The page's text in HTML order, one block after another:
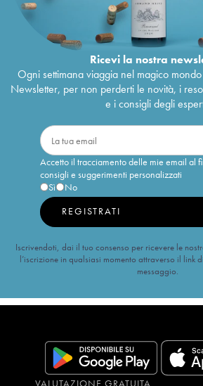
Ricevi la nostra
Ogni settimana viaggia nel magico
Newsletter, per non perderti le novità, i
e i consigli degli
Accetto il tracciamento delle mie email al
consigli e suggerimenti personalizzati
Sì
No
REGISTRATI
Iscrivendoti, dai il tuo consenso per ricevere le
l’iscrizione in qualsiasi momento attraverso il link
messaggio.
VALUTAZIONE GRATUITA